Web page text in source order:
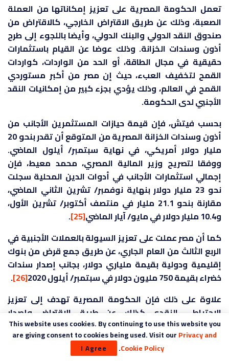
تعمل الحكومة المصرية على تعزيز إمكاناتها من العملة
الصعبة، وذلك عن طريق الاقتراض الخارجي، كالاقتراض من
صندوق النقد الدولي والبنك الدولي، وأيضا باللجوء إلى طرح
أذون وسندات الخزانة. وذلك عوضا عن القيام باستثمارات
حقيقية في مجال الطاقة، أو الحد من الواردات، كواردات
القمح لتخفيف العبء، حيث إن مصر من أكبر مستوردي
القمح في العالم، وذلك يؤدي بجزء كبير من إمكانيات النقد
الأجنبي لدى الحكومة.
بحسب فيتش، فإن قيمة حيازات المستثمرين الأجانب من
أذون وسندات الخزانة المصرية من المتوقع أن تقدر بنحو 20
مليار دولار أمريكي، في نهاية سبتمبر/ أيلول الماضي.
ووفقا لتصريح وزير المالية المصري، محمد معيط، فإن
إجمالي استثمارات الأجانب في أدوات الدين المحلية سجلت
نحو 23 مليار دولار بنهاية نوفمبر/ تشرين الثاني الماضي،
مقارنة بنحو 21.1 مليار في منتصف أكتوبر/ تشرين الأول،
و10.4 مليار دولار في مايو/ آيار الماضي
[25]
.
كما أن مصر عملت على تعزيز السيولة بالعملات الأجنبية في
الربع الثالث من العام الجاري، عن طريق جمع قرض من بنوك
إقليمية ودولية بقيمة ملياري دولار، بجانب إصدار سندات
خضراء بقيمة 750 مليون دولار في سبتمبر/ أيلول 2020
[26]
.
علاوة على ذلك فإن الحكومة المصرية تهدف إلى تعزيز
الاحتياطي النقدي كذلك، عن طريق الاقتراض وإصدار
السندات، حيث إنه وفقا لتقرير الاستقرار المالي لعام 2019
عن البنك المركزي المصري ” فإن صافي الاحتياطات الدولية
بالعملة الأجنبية انخفضت في أبريل ومايو لاستيعاب
This website uses cookies. By continuing to use this website you
are giving consent to cookies being used. Visit ourPrivacy and
Cookie Policy
.
I Agree